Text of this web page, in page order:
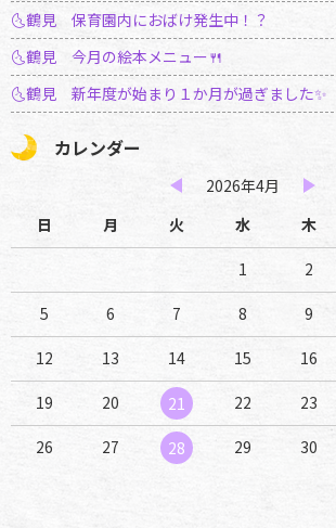
🌜鶴見 保育園内におばけ発生中！？
🌜鶴見 今月の絵本メニュー🍴
🌜鶴見 新年度が始まり１か月が過ぎました✨
カレンダー
2026年4月
日
月 火 水 木
1 2
5 6 7 8 9
12
13 14 15 16
19 20 21 22 23
26 27 28 29 30